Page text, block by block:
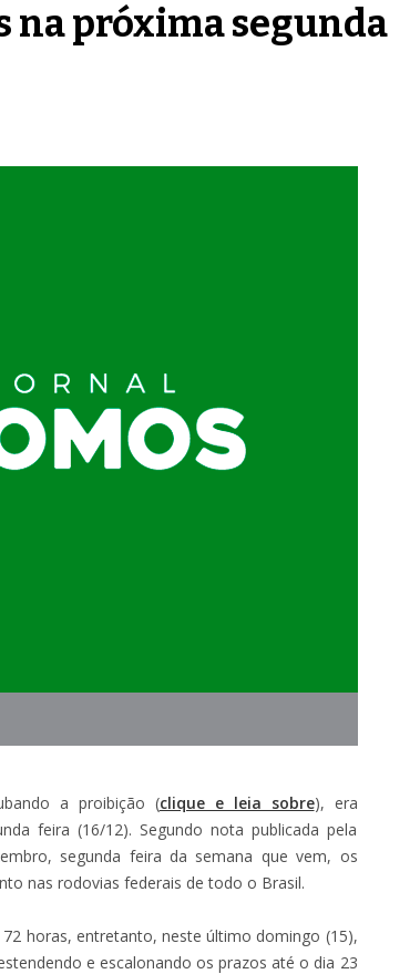
na próxima segunda
a proibição (clique e leia sobre), era
feira (16/12). Segundo nota publicada pela
segunda feira da semana que vem, os
nas rodovias federais de todo o Brasil.
horas, entretanto, neste último domingo (15),
e escalonando os prazos até o dia 23